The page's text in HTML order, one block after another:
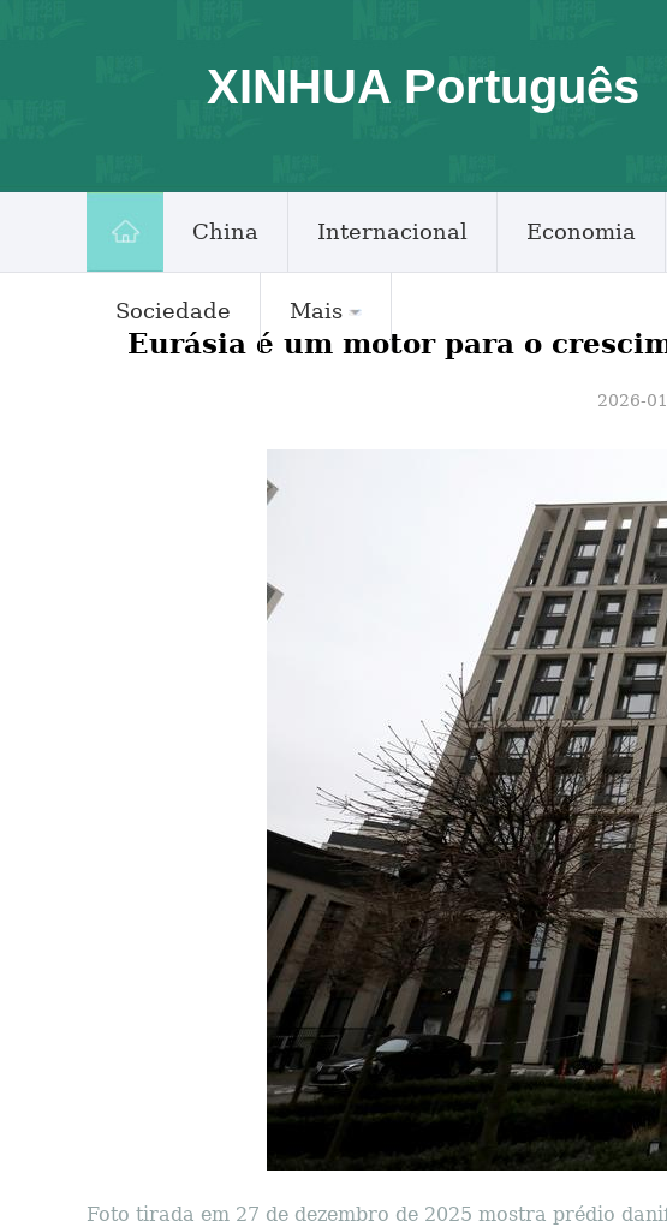
XINHUA Português
China Internacional Economia
Sociedade Mais
Eurásia é um motor para o
2026-
Foto tirada em 27 de dezembro de 2025 mostra prédio